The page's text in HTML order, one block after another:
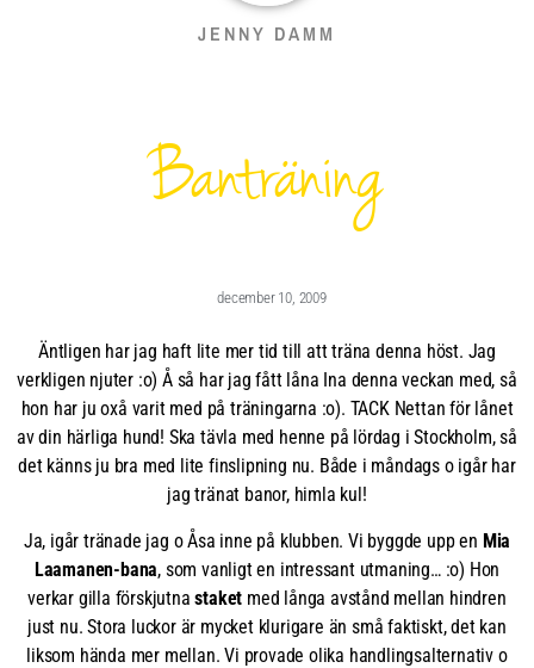
JENNY DAMM
Banträning
december 10, 2009
Äntligen har jag haft lite mer tid till att träna denna höst. Jag
verkligen njuter :o) Å så har jag fått låna Ina denna veckan med, så
hon har ju oxå varit med på träningarna :o). TACK Nettan för lånet
av din härliga hund! Ska tävla med henne på lördag i Stockholm, så
det känns ju bra med lite finslipning nu. Både i måndags o igår har
jag tränat banor, himla kul!
Ja, igår tränade jag o Åsa inne på klubben. Vi byggde upp en Mia
Laamanen-bana, som vanligt en intressant utmaning… :o) Hon
verkar gilla förskjutnastaket med långa avstånd mellan hindren
just nu. Stora luckor är mycket klurigare än små faktiskt, det kan
liksom hända mer mellan. Vi provade olika handlingsalternativ o